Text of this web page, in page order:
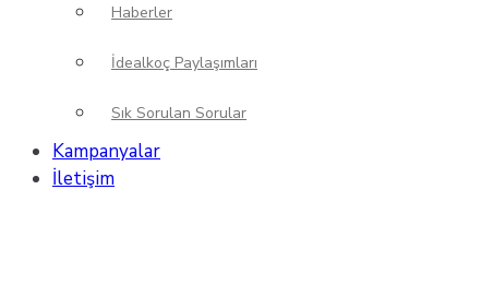
Haberler
İdealkoç Paylaşımları
Sık Sorulan Sorular
Kampanyalar
İletişim